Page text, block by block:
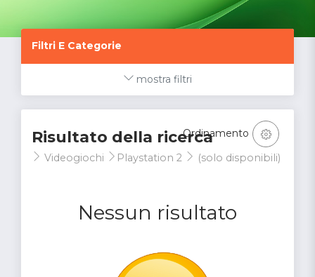
Filtri E Categorie
mostra filtri
Risultato della ricerca
Videogiochi Playstation 2 (solo disponibili)
Nessun risultato
Ordinamento